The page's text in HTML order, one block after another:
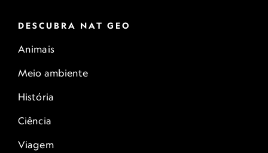
DESCUBRA NAT GEO
Animais
Meio ambiente
História
Ciência
Viagem